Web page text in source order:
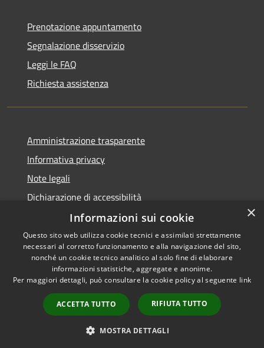
Prenotazione appuntamento
Segnalazione disservizio
Leggi le FAQ
Richiesta assistenza
Amministrazione trasparente
Informativa privacy
Note legali
Dichiarazione di accessibilità
Accessibilità
Privacy
Mappa del sito
Meccanismo di Feedback
Copyright © 2026 • Comune di
Cortemaggiore • Powered by
Municipium•Accesso
redazione
×
Informazioni sui cookie
Questo sito web utilizza cookie tecnici e assimilati strettamente
necessari al corretto funzionamento e alla navigazione del sito,
nonché un cookie tecnico analitico al solo fine di elaborare
informazioni statistiche, aggregate e anonime.
Per maggiori dettagli, può consultare la cookie policy al seguente link
ACCETTA TUTTO RIFIUTA TUTTO
MOSTRA DETTAGLI